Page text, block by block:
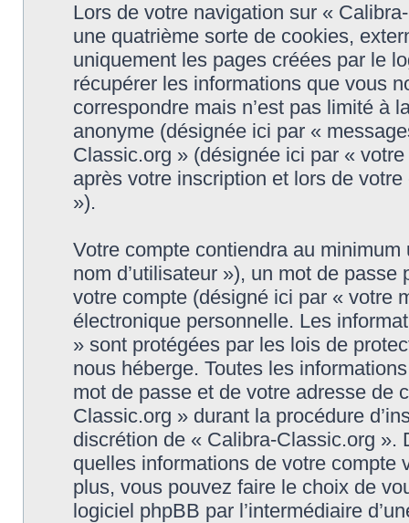
Lors de votre navigation sur «
une quatrième sorte de cookies,
uniquement les pages créées par le
récupérer les informations que vous
correspondre mais n’est pas limité à
anonyme (désignée ici par «
Classic.org » (désignée ici par «
après votre inscription et lors de
»).
Votre compte contiendra au
nom d’utilisateur »), un mot de
votre compte (désigné ici par « votre
électronique personnelle. Les
» sont protégées par les lois de
nous héberge. Toutes les
mot de passe et de votre adresse de
Classic.org » durant la procédure
discrétion de « Calibra-Classic.org
quelles informations de votre compte
plus, vous pouvez faire le choix de
logiciel phpBB par l’intermédiaire